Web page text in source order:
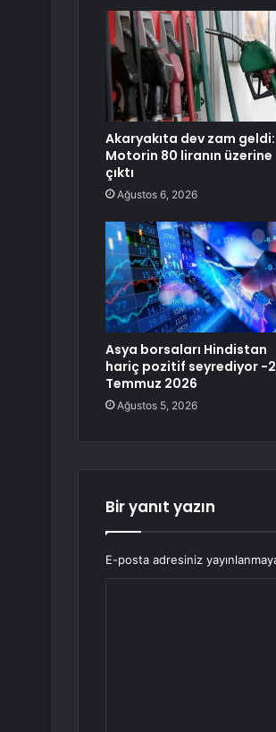
Akaryakıta dev zam geldi:
Motorin 80 liranın üzerine
çıktı
Ağustos 6, 2026
Asya borsaları Hindistan
hariç pozitif seyrediyor -
Temmuz 2026
Ağustos 5, 2026
Bir yanıt yazın
E-posta adresiniz